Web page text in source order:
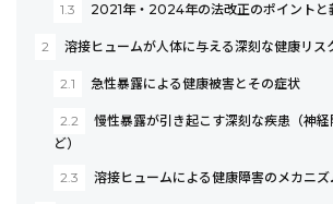
1.3 2021年・2024年の法改正のポイントと
2 溶接ヒュームが人体に与える深刻な健康リス
2.1 急性暴露による健康被害とその症状
2.2
慢性暴露が引き起こす深刻な疾患（神
ど）
2.3 溶接ヒュームによる健康障害のメカニズ